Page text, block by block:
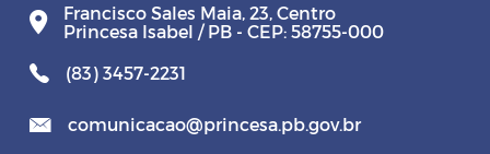
Francisco Sales Maia, 23, Centro
Princesa Isabel / PB - CEP: 58755-000
(83) 3457-2231
comunicacao@princesa.pb.gov.br